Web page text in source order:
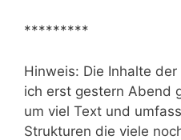
*********
Hinweis: Die Inhalte
ich erst gestern Abend
um viel Text und
Strukturen die viele